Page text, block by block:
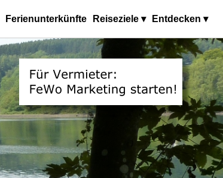
Ferienunterkünfte Reiseziele ▾ Entdecken ▾